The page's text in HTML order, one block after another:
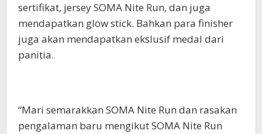
sertifikat, jersey SOMA Nite Run, dan juga
mendapatkan glow stick. Bahkan para finisher
juga akan mendapatkan ekslusif medal dari
panitia.
“Mari semarakkan SOMA Nite Run dan rasakan
pengalaman baru mengikut SOMA Nite Run